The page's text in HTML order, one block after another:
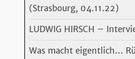
(Strasbourg, 04.11.22)
LUDWIG HIRSCH –
Was macht eigentlich…